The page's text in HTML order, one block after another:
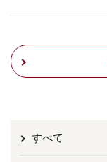
すべて